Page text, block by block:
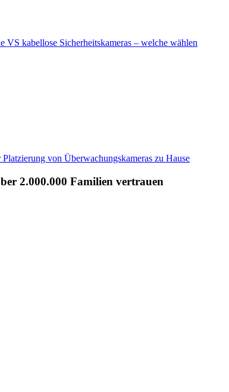
VS kabellose Sicherheitskameras – welche wählen
von Überwachungskameras zu Hause
2.000.000 Familien vertrauen